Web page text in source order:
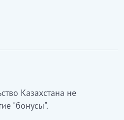
Казахстана не
"бонусы".